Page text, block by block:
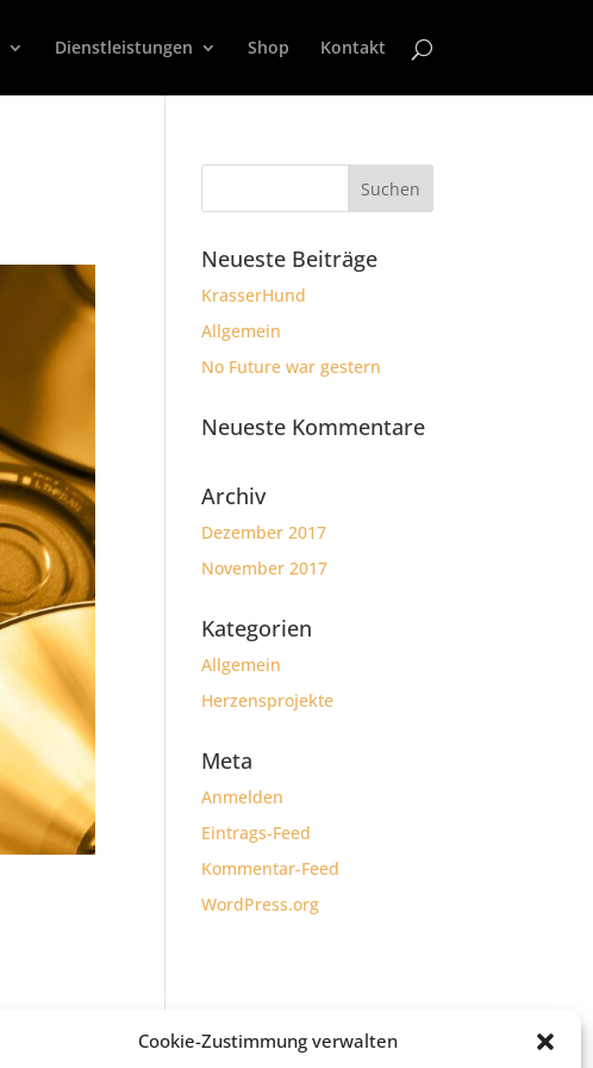
Cookie-Zustimmung verwalten
Dienstleistungen Shop Kontakt
Neueste Beiträge
KrasserHund
Allgemein
No Future war gestern
Neueste Kommentare
Archiv
Dezember 2017
November 2017
Kategorien
Allgemein
Herzensprojekte
Meta
Anmelden
Eintrags-Feed
Kommentar-Feed
WordPress.org